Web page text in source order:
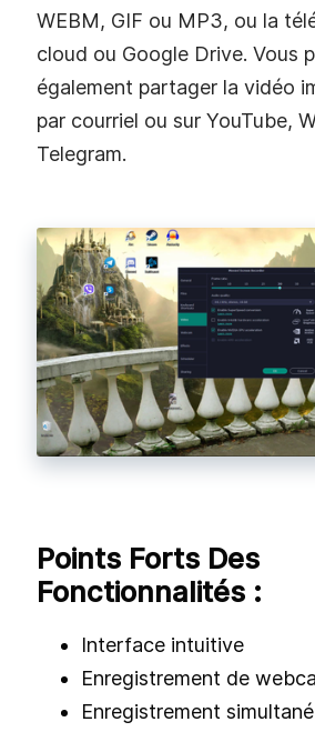
WEBM, GIF ou MP3, ou la
cloud ou Google Drive. Vous
également partager la vidéo
par courriel ou sur YouTube,
Telegram.
Points Forts Des
Fonctionnalités :
Interface intuitive
Enregistrement de
Enregistrement